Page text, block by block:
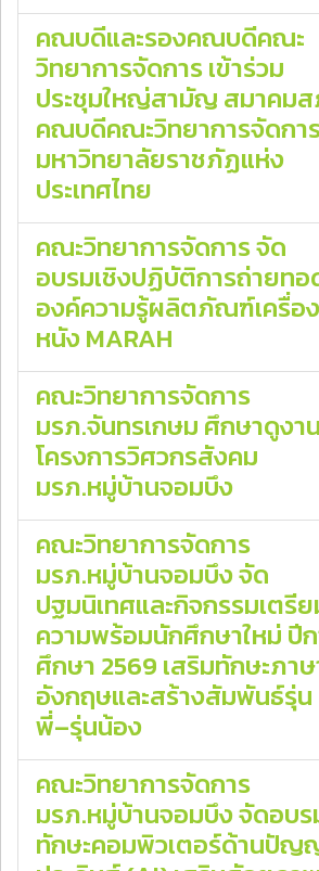
คณบดีและรองคณบดีคณะ
วิทยาการจัดการ เข้าร่วม
ประชุมใหญ่สามัญ สมาคม
คณบดีคณะวิทยาการจัดกา
มหาวิทยาลัยราชภัฏแห่ง
ประเทศไทย
คณะวิทยาการจัดการ จัด
อบรมเชิงปฏิบัติการถ่ายทอ
องค์ความรู้ผลิตภัณฑ์เครื่อง
หนัง MARAH
คณะวิทยาการจัดการ
มรภ.จันทรเกษม ศึกษาดูงาน
โครงการวิศวกรสังคม
มรภ.หมู่บ้านจอมบึง
คณะวิทยาการจัดการ
มรภ.หมู่บ้านจอมบึง จัด
ปฐมนิเทศและกิจกรรมเตรี
ความพร้อมนักศึกษาใหม่ ปี
ศึกษา 2569 เสริมทักษะภา
อังกฤษและสร้างสัมพันธ์รุ่น
พี่–รุ่นน้อง
คณะวิทยาการจัดการ
มรภ.หมู่บ้านจอมบึง จัดอบร
ทักษะคอมพิวเตอร์ด้านปัญ